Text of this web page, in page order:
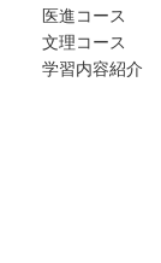
医進コース
文理コース
学習内容紹介